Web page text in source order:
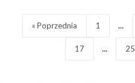
« Poprzednia 1 ...
17 ... 25